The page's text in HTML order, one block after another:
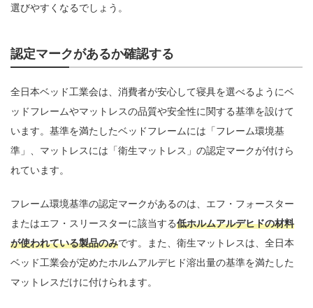
選びやすくなるでしょう。
認定マークがあるか確認する
全日本ベッド工業会は、消費者が安心して寝具を選べるようにベ
ッドフレームやマットレスの品質や安全性に関する基準を設けて
います。基準を満たしたベッドフレームには「フレーム環境基
準」、マットレスには「衛生マットレス」の認定マークが付けら
れています。
フレーム環境基準の認定マークがあるのは、エフ・フォースター
またはエフ・スリースターに該当する低ホルムアルデヒドの材料
が使われている製品のみです。また、衛生マットレスは、全日本
ベッド工業会が定めたホルムアルデヒド溶出量の基準を満たした
マットレスだけに付けられます。